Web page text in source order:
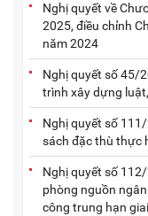
Nghị quyết về
2025, điều chỉnh
năm 2024
Nghị quyết số 45/
trình xây dựng
Nghị quyết số
sách đặc thù thực
Nghị quyết số
phòng nguồn
công trung hạn